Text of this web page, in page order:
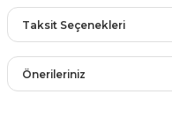
Objeler
Bu ürüne
Taksit Seçenekleri
Önerileriniz